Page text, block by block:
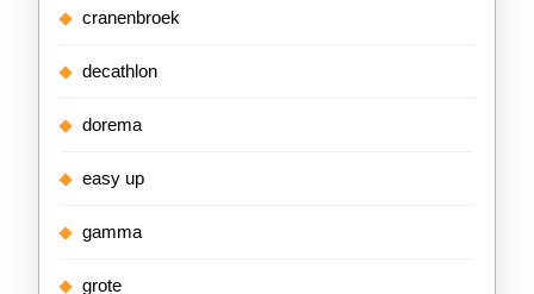
cranenbroek
decathlon
dorema
easy up
gamma
grote